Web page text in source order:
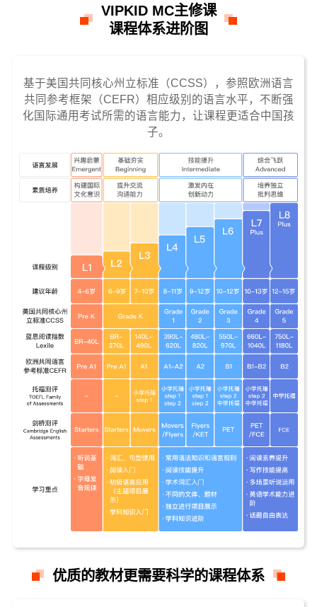
VIPKID MC主修课
课程体系进阶图
基于美国共同核心州立标准（CCSS），参照欧洲语言
共同参考框架（CEFR）相应级别的语言水平，不断强
化国际通用考试所需的语言能力，让课程更适合中国孩
子。
优质的教材更需要科学的课程体系